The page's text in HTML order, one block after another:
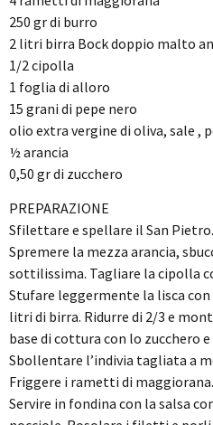
250 gr di burro
2 litri birra Bock doppio malto
1/2 cipolla
1 foglia di alloro
15 grani di pepe nero
olio extra vergine di oliva, sale ,
½ arancia
0,50 gr di zucchero
PREPARAZIONE
Sfilettare e spellare il San
Spremere la mezza arancia,
sottilissima. Tagliare la cipolla
Stufare leggermente la lisca
litri di birra. Ridurre di 2/3 e
base di cottura con lo zucchero
Sbollentare l’indivia tagliata a
Friggere i rametti di maggiorana.
Servire in fondina con la salsa